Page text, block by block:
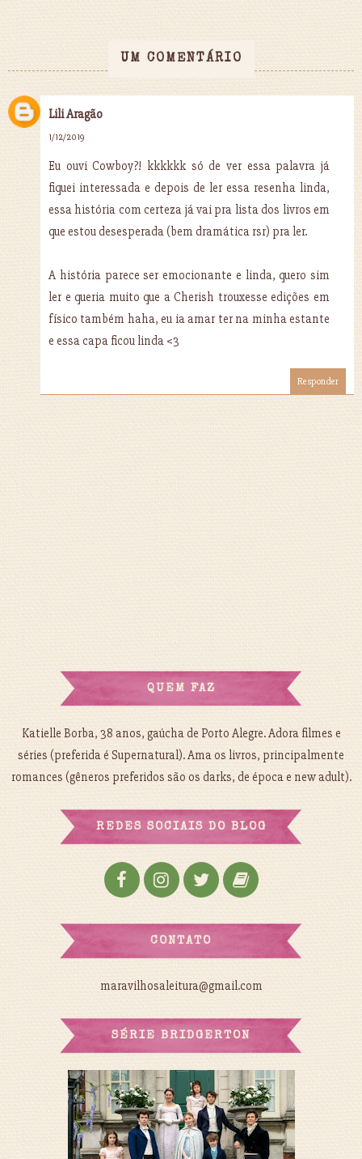
UM COMENTÁRIO
Lili Aragão
1/12/2019
Eu ouvi Cowboy?! kkkkkk só de ver essa palavra já
fiquei interessada e depois de ler essa resenha linda,
essa história com certeza já vai pra lista dos livros em
que estou desesperada (bem dramática rsr) pra ler.
A história parece ser emocionante e linda, quero sim
ler e queria muito que a Cherish trouxesse edições em
físico também haha, eu ia amar ter na minha estante
e essa capa ficou linda <3
Responder
QUEM FAZ
Katielle Borba, 38 anos, gaúcha de Porto Alegre. Adora filmes e
séries (preferida é Supernatural). Ama os livros, principalmente
romances (gêneros preferidos são os darks, de época e new adult).
REDES SOCIAIS DO BLOG
CONTATO
maravilhosaleitura@gmail.com
SÉRIE BRIDGERTON